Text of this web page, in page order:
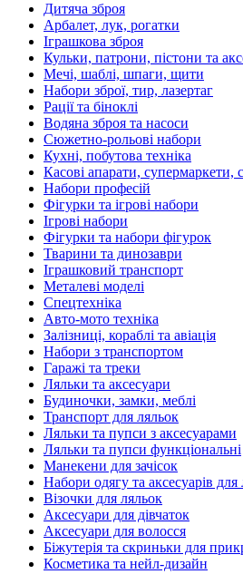
Дитяча зброя
Арбалет, лук, рогатки
Іграшкова зброя
Кульки, патрони, пістони та
Мечі, шаблі, шпаги, щити
Набори зброї, тир, лазертаг
Рації та біноклі
Водяна зброя та насоси
Сюжетно-рольові набори
Кухні, побутова техніка
Касові апарати, супермаркети,
Набори професій
Фігурки та ігрові набори
Ігрові набори
Фігурки та набори фігурок
Тварини та динозаври
Іграшковий транспорт
Металеві моделі
Спецтехніка
Авто-мото техніка
Залізниці, кораблі та авіація
Набори з транспортом
Гаражі та треки
Ляльки та аксесуари
Будиночки, замки, меблі
Транспорт для ляльок
Ляльки та пупси з аксесуарами
Ляльки та пупси функціональні
Манекени для зачісок
Набори одягу та аксесуарів для
Візочки для ляльок
Аксесуари для дівчаток
Аксесуари для волосся
Біжутерія та скриньки для
Косметика та нейл-дизайн